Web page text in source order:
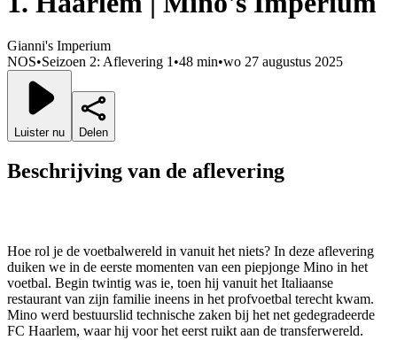
Gianni's Imperium
NOS•Seizoen 2: Aflevering 1•48 min•wo 27 augustus 2025
Luister nu Delen
Beschrijving van de aflevering
Hoe rol je de voetbalwereld in vanuit het niets? In deze aflevering
duiken we in de eerste momenten van een piepjonge Mino in het
voetbal. Begin twintig was ie, toen hij vanuit het Italiaanse
restaurant van zijn familie ineens in het profvoetbal terecht kwam.
Mino werd bestuurslid technische zaken bij het net gedegradeerde
FC Haarlem, waar hij voor het eerst ruikt aan de transferwereld.